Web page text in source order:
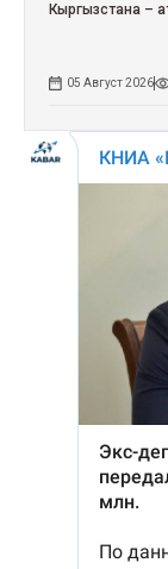
Кыргызстана –
05 Август 2026